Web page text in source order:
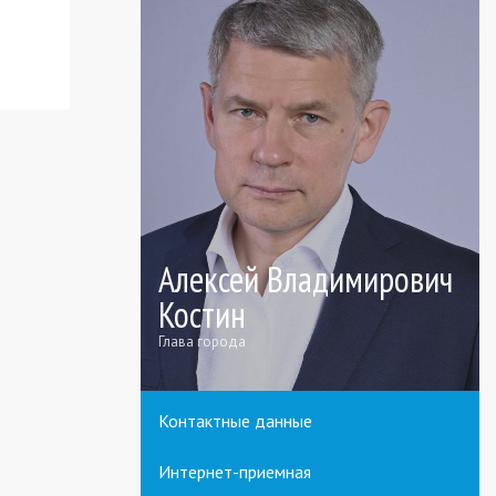
Алексей Владимирович
Костин
Глава города
Контактные данные
Интернет-приемная